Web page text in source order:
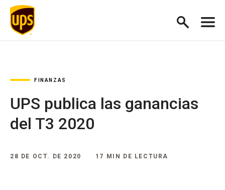
FINANZAS
UPS publica las ganancias
del T3 2020
28 DE OCT. DE 2020 17 MIN DE LECTURA